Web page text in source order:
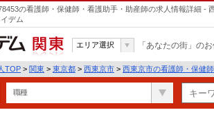
の看護師・保健師・看護助手・助産師の求人情報詳細 -
デム
関東
エリア選択 「あなたの街」の
TOP > 関東 > 東京都 > 西東京市 > 西東京市の看護師・保健
職種